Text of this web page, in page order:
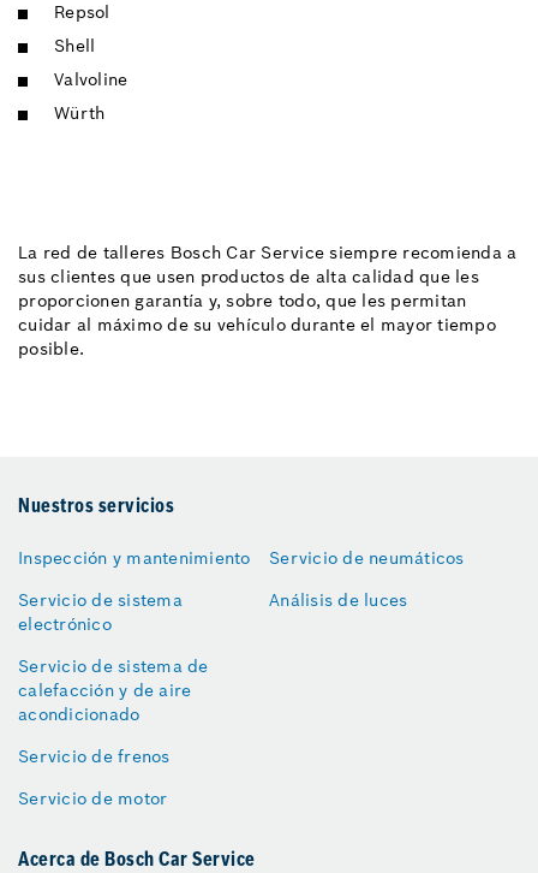
Repsol
Shell
Valvoline
Würth
La red de talleres Bosch Car Service siempre recomienda a
sus clientes que usen productos de alta calidad que les
proporcionen garantía y, sobre todo, que les permitan
cuidar al máximo de su vehículo durante el mayor tiempo
posible.
Nuestros servicios
Inspección y mantenimiento
Servicio de sistema
electrónico
Servicio de sistema de
calefacción y de aire
acondicionado
Servicio de frenos
Servicio de motor
Servicio de neumáticos
Análisis de luces
Acerca de Bosch Car Service